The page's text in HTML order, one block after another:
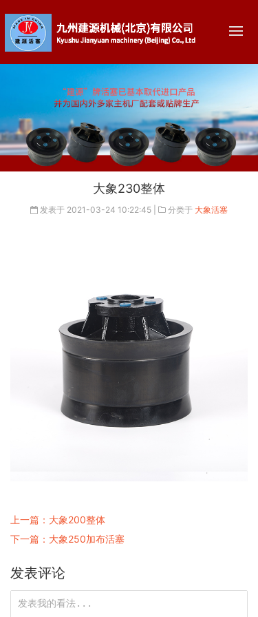
大象230整体
发表于 2021-03-24 10:22:45 分类于 大象活塞
上一篇：大象200整体
下一篇：大象250加布活塞
发表评论